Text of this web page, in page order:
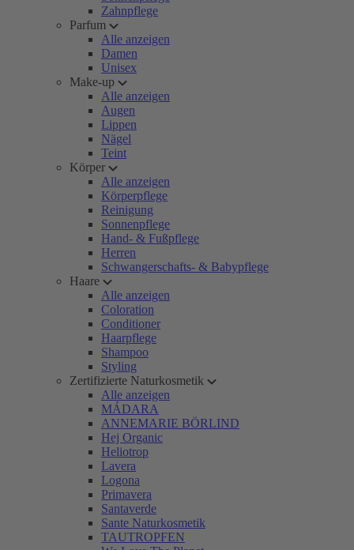
Zahnpflege
Parfum
Alle anzeigen
Damen
Unisex
Make-up
Alle anzeigen
Augen
Lippen
Nägel
Teint
Körper
Alle anzeigen
Körperpflege
Reinigung
Sonnenpflege
Hand- & Fußpflege
Herren
Schwangerschafts- & Babypflege
Haare
Alle anzeigen
Coloration
Conditioner
Haarpflege
Shampoo
Styling
Zertifizierte Naturkosmetik
Alle anzeigen
MÁDARA
ANNEMARIE BÖRLIND
Hej Organic
Heliotrop
Lavera
Logona
Primavera
Santaverde
Sante Naturkosmetik
TAUTROPFEN